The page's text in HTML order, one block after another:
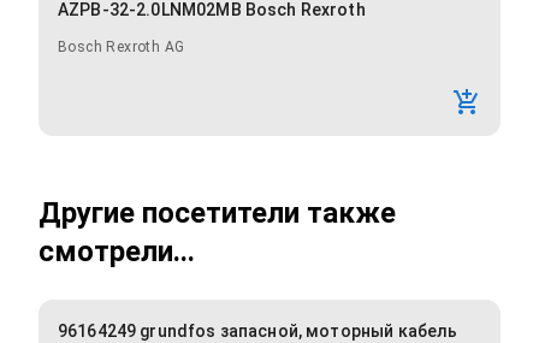
AZPB-32-2.0LNM02MB Bosch Rexroth
Bosch Rexroth AG
Другие посетители также
смотрели...
96164249 grundfos запасной, моторный кабель